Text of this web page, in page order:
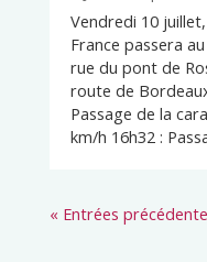
Vendredi 10
France passera
rue du pont de
route de
Passage de la
km/h 16h32 :
« Entrées